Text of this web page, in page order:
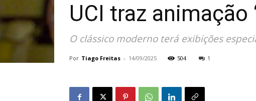
UCI traz animação
O clássico moderno terá exibições
Por Tiago Freitas - 14/09/2025 504 1